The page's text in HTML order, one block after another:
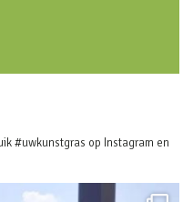
#uwkunstgras op Instagram en